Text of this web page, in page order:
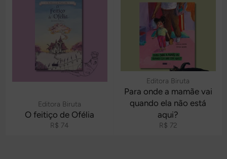
Editora Biruta
O feitiço de Ofélia
Preço
R$ 74
Editora Biruta
Para onde a mamãe vai
quando ela não está
aqui?
Preço
R$ 72